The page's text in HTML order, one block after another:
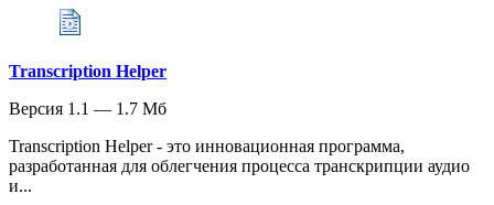
Transcription Helper
Версия 1.1 — 1.7 Мб
Transcription Helper - это инновационная программа,
разработанная для облегчения процесса транскрипции аудио
и...